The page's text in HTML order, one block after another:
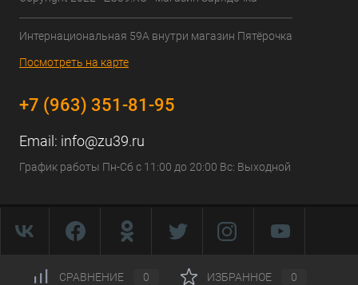
Интернациональная 59А внутри магазин Пятёрочка
Посмотреть на карте
+7 (963) 351-81-95
Email: info@zu39.ru
График работы Пн-Сб с 11:00 до 20:00 Вс: Выходной
СРАВНЕНИЕ 0 ИЗБРАННОЕ 0
Быстро с 1С-Битрикс